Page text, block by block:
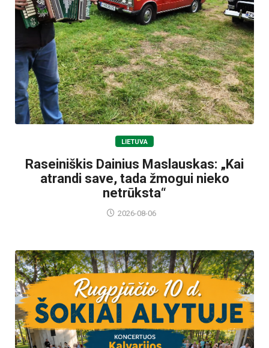
LIETUVA
Raseiniškis Dainius Maslauskas: „Kai
atrandi save, tada žmogui nieko
netrūksta“
2026-08-06